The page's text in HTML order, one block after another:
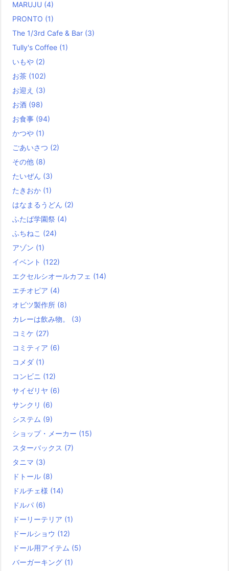
MARUJU (4)
PRONTO (1)
The 1/3rd Cafe & Bar (3)
Tully's Coffee (1)
いもや (2)
お茶 (102)
お迎え (3)
お酒 (98)
お食事 (94)
かつや (1)
ごあいさつ (2)
その他 (8)
たいぜん (3)
たきおか (1)
はなまるうどん (2)
ふたば学園祭 (4)
ふちねこ (24)
アゾン (1)
イベント (122)
エクセルシオールカフェ (14)
エチオピア (4)
オビツ製作所 (8)
カレーは飲み物。 (3)
コミケ (27)
コミティア (6)
コメダ (1)
コンビニ (12)
サイゼリヤ (6)
サンクリ (6)
システム (9)
ショップ・メーカー (15)
スターバックス (7)
タニマ (3)
ドトール (8)
ドルチェ様 (14)
ドルパ (6)
ドーリーテリア (1)
ドールショウ (12)
ドール用アイテム (5)
バーガーキング (1)